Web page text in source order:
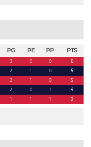
PG PE PP PTS
3 0 0
6
2 1 0
5
2 1 0
5
2 0 1
4
1 1 1 3